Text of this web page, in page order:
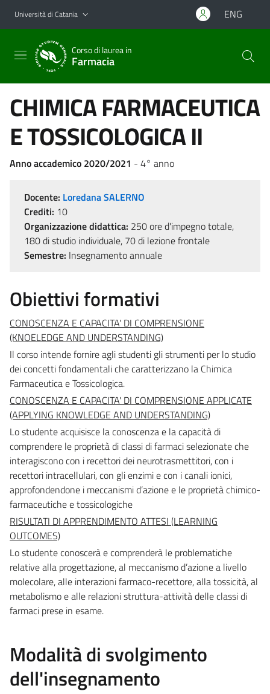
Vai al contenuto principale
Vai al menu di navigazione
Università di Catania ENG
Corso di laurea in
Farmacia
CHIMICA FARMACEUTICA
E TOSSICOLOGICA II
Anno accademico 2020/2021 - 4° anno
Docente: Loredana SALERNO
Crediti: 10
Organizzazione didattica: 250 ore d'impegno totale,
180 di studio individuale, 70 di lezione frontale
Semestre: Insegnamento annuale
Obiettivi formativi
CONOSCENZA E CAPACITA' DI COMPRENSIONE
(KNOELEDGE AND UNDERSTANDING)
Il corso intende fornire agli studenti gli strumenti per lo studio
dei concetti fondamentali che caratterizzano la Chimica
Farmaceutica e Tossicologica.
CONOSCENZA E CAPACITA' DI COMPRENSIONE APPLICATE
(APPLYING KNOWLEDGE AND UNDERSTANDING)
Lo studente acquisisce la conoscenza e la capacità di
comprendere le proprietà di classi di farmaci selezionate che
interagiscono con i recettori dei neurotrasmettitori, con i
recettori intracellulari, con gli enzimi e con i canali ionici,
approfondendone i meccanismi d’azione e le proprietà chimico-
farmaceutiche e tossicologiche
RISULTATI DI APPRENDIMENTO ATTESI (LEARNING
OUTCOMES)
Lo studente conoscerà e comprenderà le problematiche
relative alla progettazione, al meccanismo d’azione a livello
molecolare, alle interazioni farmaco-recettore, alla tossicità, al
metabolismo e alle relazioni struttura-attività delle classi di
farmaci prese in esame.
Modalità di svolgimento
dell'insegnamento